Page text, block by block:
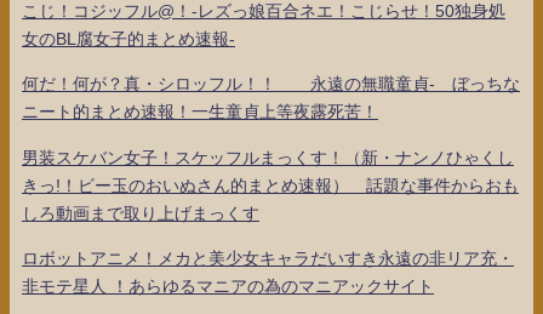
こじ！コジッフル@！-レズっ娘百合ネエ！こじらせ！50独身処
女のBL腐女子的まとめ速報-
何だ！何が？真・シロッフル！！ 永遠の無職童貞- ぼっちな
ニート的まとめ速報！一生童貞上等夜露死苦！
男装スケバン女子！スケッフルまっくす！（新・ナンノひゃくし
きっ!！ビー玉のおいぬさん的まとめ速報） 話題な事件からおも
しろ動画まで取り上げまっくす
ロボットアニメ！メカと美少女キャラだいすき永遠の非リア充・
非モテ星人 ！あらゆるマニアの為のマニアックサイト